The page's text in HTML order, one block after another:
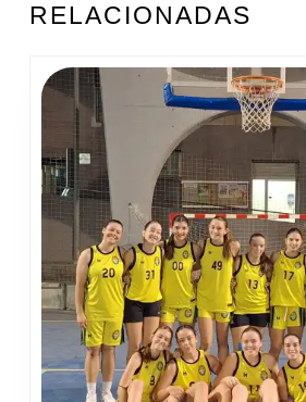
anterior:
entrada:
RELACIONADAS